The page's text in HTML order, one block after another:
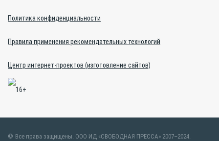
Политика конфиденциальности
Правила применения рекомендательных технологий
Центр интернет-проектов (изготовление сайтов)
Все права защищены. ООО ИД «СВОБОДНАЯ ПРЕССА» 2007–2024.